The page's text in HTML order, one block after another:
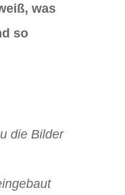
was
so
die Bilder